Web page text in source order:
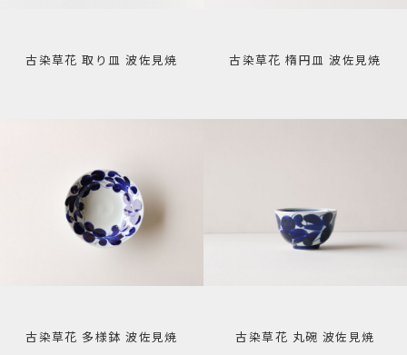
古染草花 取り皿 波佐見焼 古染草花 楕円皿 波佐見焼
古染草花 多様鉢 波佐見焼 古染草花 丸碗 波佐見焼